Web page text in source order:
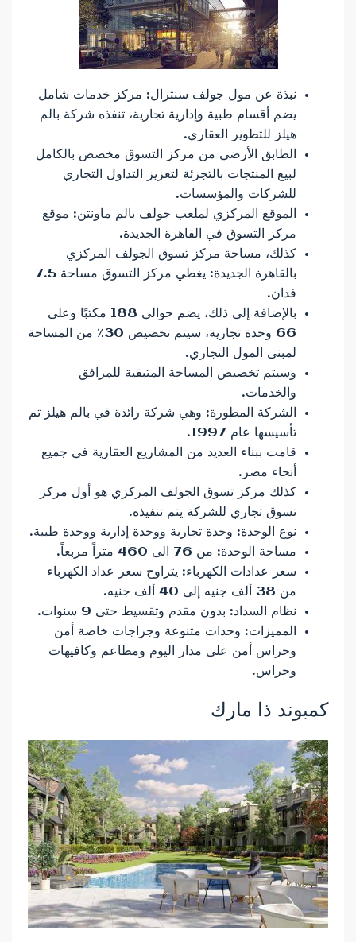
نبذة عن مول جولف سنترال: مركز خدمات شامل
يضم أقسام طبية وإدارية تجارية، تنفذه شركة بالم
هيلز للتطوير العقاري.
الطابق الأرضي من مركز التسوق مخصص بالكامل
لبيع المنتجات بالتجزئة لتعزيز التداول التجاري
للشركات والمؤسسات.
الموقع المركزي لملعب جولف بالم ماونتن: موقع
مركز التسوق في القاهرة الجديدة.
كذلك، مساحة مركز تسوق الجولف المركزي
بالقاهرة الجديدة: يغطي مركز التسوق مساحة 7.5
فدان.
بالإضافة إلى ذلك، يضم حوالي 188 مكتبًا وعلى
66 وحدة تجارية، سيتم تخصيص 30٪ من المساحة
لمبنى المول التجاري.
وسيتم تخصيص المساحة المتبقية للمرافق
والخدمات.
الشركة المطورة: وهي شركة رائدة في بالم هيلز تم
تأسيسها عام 1997.
قامت ببناء العديد من المشاريع العقارية في جميع
أنحاء مصر.
كذلك مركز تسوق الجولف المركزي هو أول مركز
تسوق تجاري للشركة يتم تنفيذه.
نوع الوحدة: وحدة تجارية ووحدة إدارية ووحدة طبية.
مساحة الوحدة: من 76 الى 460 متراً مربعاً.
سعر عدادات الكهرباء: يتراوح سعر عداد الكهرباء
من 38 ألف جنيه إلى 40 ألف جنيه.
نظام السداد: بدون مقدم وتقسيط حتى 9 سنوات.
المميزات: وحدات متنوعة وجراجات خاصة أمن
وحراس أمن على مدار اليوم ومطاعم وكافيهات
وحراس.
كمبوند ذا مارك